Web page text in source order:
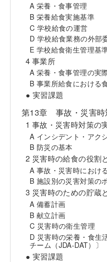
A 栄養・食事管理
B 栄養給食実施基準
C 学校給食の運営
D 学校給食業務の外部
E 学校給食衛生管理基
4 事業所
A 栄養・食事管理の実
B 事業所給食における
● 実習課題
第13章 事故・災害時
1 事故・災害時対策の
A インシデント・アク
B 防災の基本
2 災害時の給食の役割
A 事故・災害時におけ
B 施設別の災害対策の
3 災害時のための貯蔵
A 備蓄計画
B 献立計画
C 災害時の衛生管理
D 災害時の栄養・食生
チーム（JDA-DAT）〕
● 実習課題